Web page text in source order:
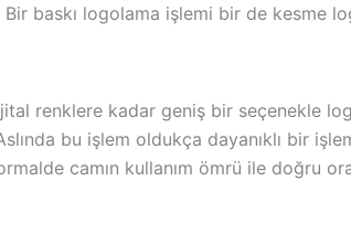
baskı logolama işlemi bir de kesme
renklere kadar geniş bir seçenekle
bu işlem oldukça dayanıklı bir
camın kullanım ömrü ile doğru